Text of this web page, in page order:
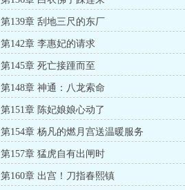
第139章 刮地三尺的东厂
第142章 李惠妃的请求
第145章 死亡接踵而至
第148章 神通：八龙索命
第151章 陈妃娘娘心动了
第154章 杨凡的燃月宫送温暖服务
第157章 猛虎自有出闸时
第160章 出宫！刀指春熙镇